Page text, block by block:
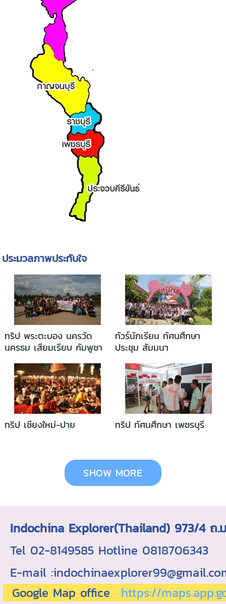
ประมวลภาพประทับใจ
ทริป พระตะบอง นครวัด
นครธม เสียมเรียบ กัมพูชา
ทัวร์นักเรียน ทัศนศึกษา
ประชุม สัมมนา
ทริป เชียงใหม่-ปาย ทริป ทัศนศึกษา เพชรบุรี
SHOW MORE
Indochina Explorer(Thailand) 973/4
Tel 02-8149585 Hotline 0818706343
E-mail
Google Map office : https://